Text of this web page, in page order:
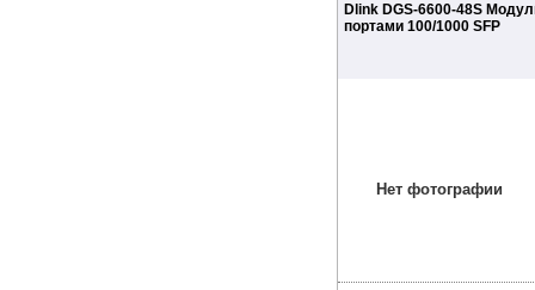
Dlink DGS-6600-48S
портами 100/1000 SFP
Нет фотографии